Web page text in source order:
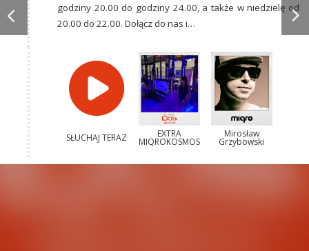
godziny 20.00 do godziny 24.00, a także w niedzielę od
20.00 do 22.00. Dołącz do nas i…
SŁUCHAJ TERAZ EXTRA
MIQROKOSMOS
Mirosław
Grzybowski